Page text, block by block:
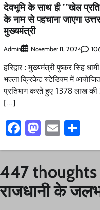
देवभूमि के साथ ही ’’खेल
के नाम से पहचाना जाएगा
मुख्यमंत्री
Admin November 11, 2024
हरिद्वार : मुख्यमंत्री पुष्कर सिंह
भल्ला क्रिकेट स्टेडियम में
प्रतिभाग करते हुए 1378 लाख
[…]
Facebook
Mastodon
Email
447 thoughts
राजधानी के